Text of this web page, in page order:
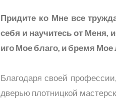
Придите ко Мне все
себя и научитесь от
иго Мое благо, и бремя Мое
Благодаря своей
дверью плотницкой